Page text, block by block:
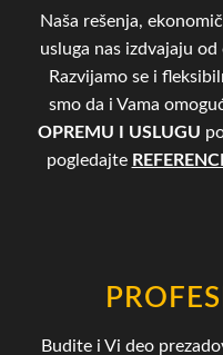
Naša rešenja,
usluga nas izdvajaju
Razvijamo se i
smo da i Vama
OPREMU I USLUGU
pogledajte
Budite i Vi deo